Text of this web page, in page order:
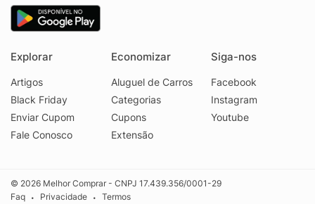
Explorar
Artigos
Black Friday
Enviar Cupom
Fale Conosco
Economizar
Aluguel de Carros
Categorias
Cupons
Extensão
Siga-nos
Facebook
Instagram
Youtube
© 2026 Melhor Comprar - CNPJ 17.439.356/0001-29
Faq
• Privacidade • Termos